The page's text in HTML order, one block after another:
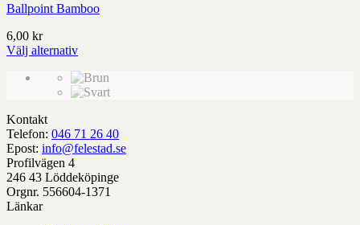
Ballpoint Bamboo
6,00 kr
Välj alternativ
produkt
som
kan
väljas
på
produktens
sida
Kontakt
Telefon: 046 71 26 40
Epost: info@felestad.se
Profilvägen 4
246 43 Löddeköpinge
Orgnr. 556604-1371
Länkar